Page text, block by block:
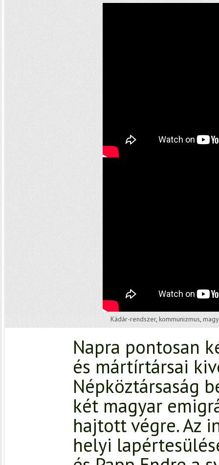
Kádár-rendszer, kommunizmus,
Napra pontosan
és mártírtársai
Népköztársaság
két magyar
hajtott végre. Az
helyi